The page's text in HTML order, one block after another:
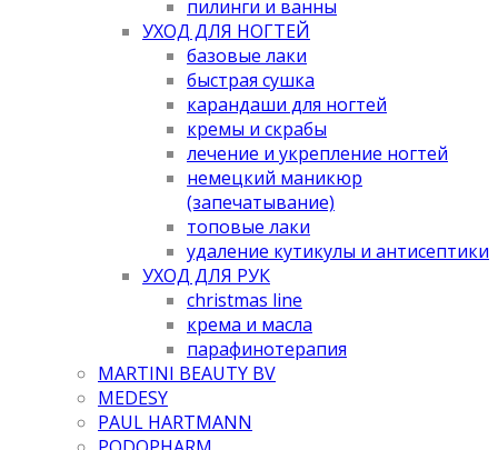
пилинги и ванны
УХОД ДЛЯ НОГТЕЙ
базовые лаки
быстрая сушка
карандаши для ногтей
кремы и скрабы
лечение и укрепление ногтей
немецкий маникюр
(запечатывание)
топовые лаки
удаление кутикулы и антисептики
УХОД ДЛЯ РУК
christmas line
крема и масла
парафинотерапия
MARTINI BEAUTY BV
MEDESY
PAUL HARTMANN